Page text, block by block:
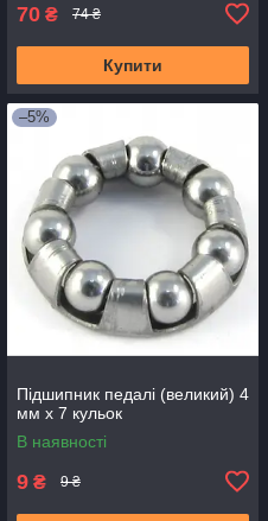
70 ₴ 74 ₴
Купити
–5%
Підшипник педалі (великий) 4
мм х 7 кульок
В наявності
9 ₴ 9 ₴